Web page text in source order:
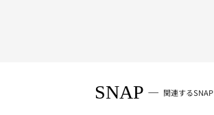
SNAP 関連するSNAP